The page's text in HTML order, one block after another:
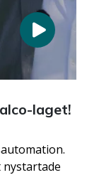
laget!
nystartade